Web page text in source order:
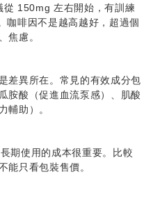
150mg 左右開始，有訓練
咖啡因不是越高越好，超過個
焦慮。
差異所在。常見的有效成分包
胺酸（促進血流泵感）、肌酸
輔助）。
期使用的成本很重要。比較
能只看包裝售價。